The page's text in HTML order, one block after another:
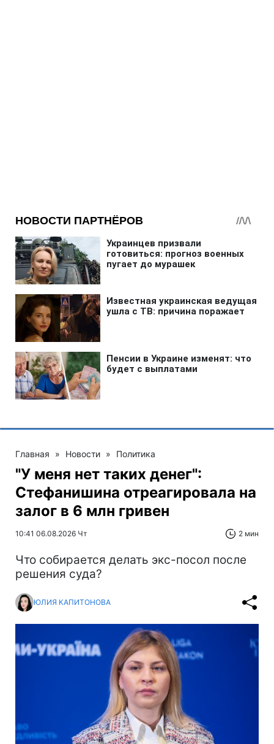
Главная » Новости » Политика
"У меня нет таких денег":
Стефанишина отреагировала на
залог в 6 млн гривен
10:41 06.08.2026 Чт 2 мин
Что собирается делать экс-посол после
решения суда?
ЮЛИЯ КАПИТОНОВА